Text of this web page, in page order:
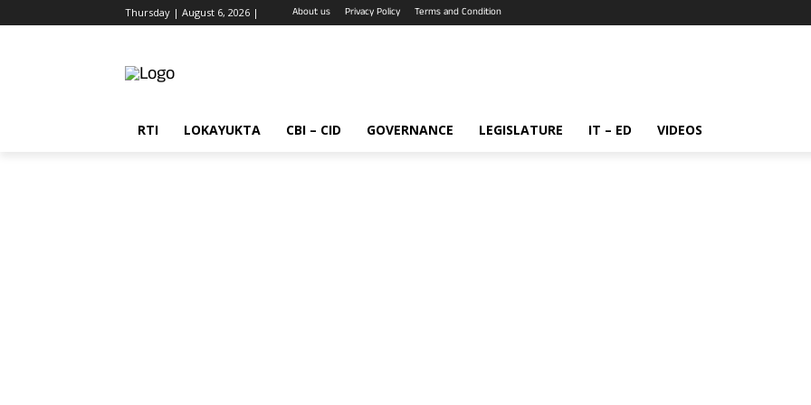
Thursday | August 6, 2026 | About us Privacy Policy Terms and Condition
RTI LOKAYUKTA CBI – CID GOVERNANCE LEGISLATURE IT – ED VIDEOS